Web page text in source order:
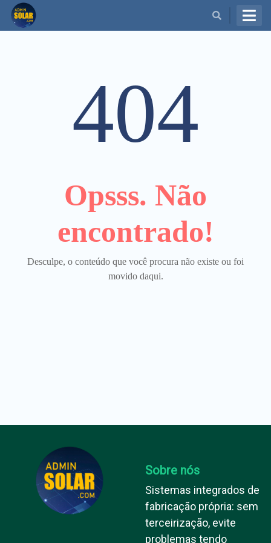
404
Opsss. Não
encontrado!
Desculpe, o conteúdo que você procura não existe ou foi
movido daqui.
Sobre nós
Sistemas integrados de
fabricação própria: sem
terceirização, evite
problemas tendo